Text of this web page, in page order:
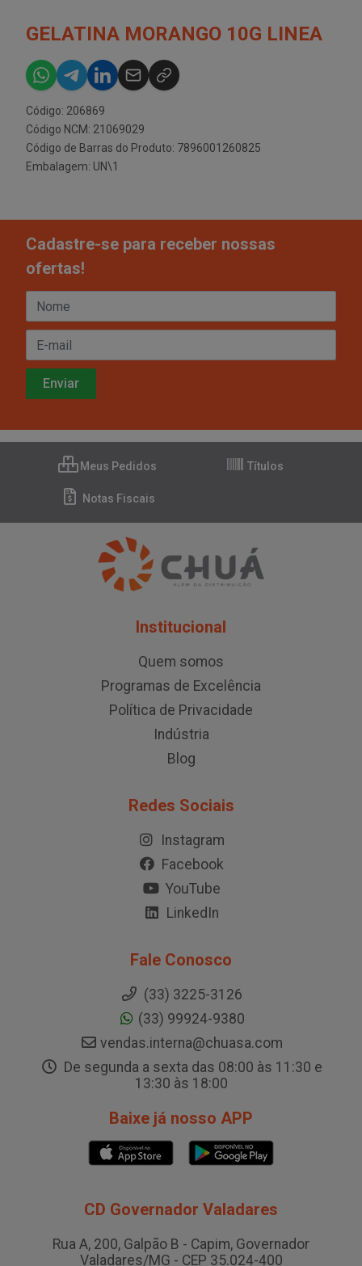
GELATINA MORANGO 10G LINEA
Código: 206869
Código NCM: 21069029
Código de Barras do Produto: 7896001260825
Embalagem: UN\1
Cadastre-se para receber nossas
ofertas!
Meus Pedidos Títulos
Notas Fiscais
Institucional
Quem somos
Programas de Excelência
Política de Privacidade
Indústria
Blog
Redes Sociais
Instagram
Facebook
YouTube
LinkedIn
Fale Conosco
(33) 3225-3126
(33) 99924-9380
vendas.interna@chuasa.com
De segunda a sexta das 08:00 às 11:30 e
13:30 às 18:00
Baixe já nosso APP
CD Governador Valadares
Rua A, 200, Galpão B - Capim, Governador
Valadares/MG - CEP 35.024-400